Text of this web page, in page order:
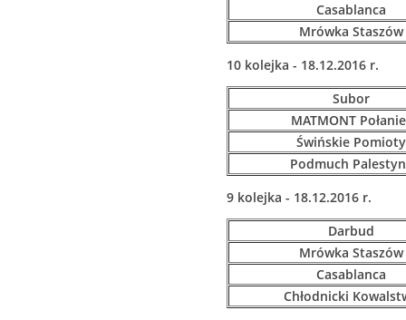
Casablanca
Mrówka Staszów
10 kolejka - 18.12.2016 r.
Subor
MATMONT
Świńskie Pomioty
Podmuch
9 kolejka - 18.12.2016 r.
Darbud
Mrówka Staszów
Casablanca
Chłodnicki